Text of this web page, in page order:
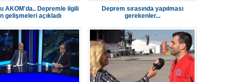
AKOM'da.. Depremle ilgili
gelişmeleri açıkladı
Deprem sırasında yapılması
gerekenler...